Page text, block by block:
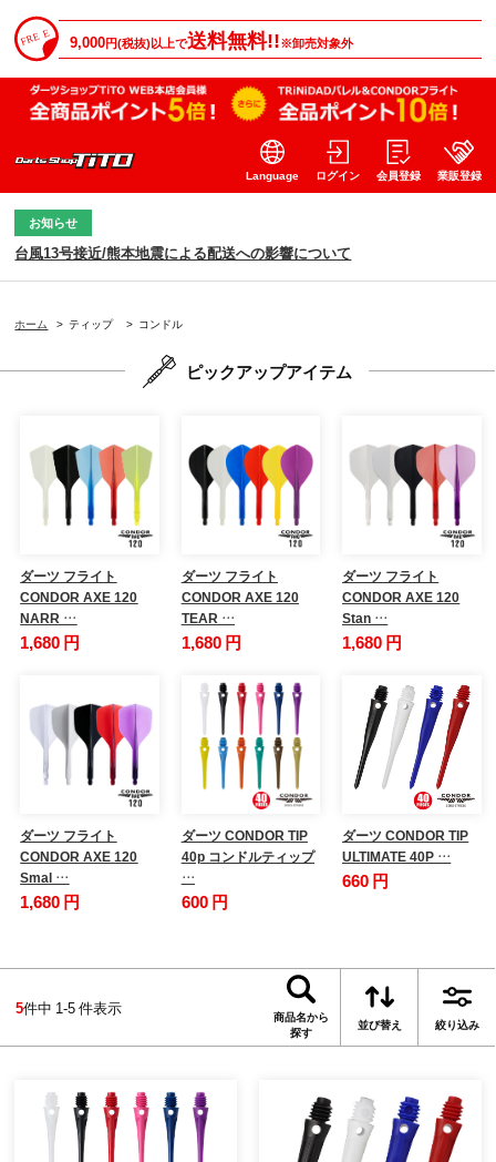
9,000円(税抜)以上で送料無料!!※卸売対象外
Language ログイン 会員登録 業販登録
お知らせ
台風13号接近/熊本地震による配送への影響について
ホーム > ティップ > コンドル
ピックアップアイテム
ダーツ フライト
CONDOR AXE 120
NARR …
1,680 円
ダーツ フライト
CONDOR AXE 120
TEAR …
1,680 円
ダーツ フライト
CONDOR AXE 120
Stan …
1,680 円
ダーツ フライト
CONDOR AXE 120
Smal …
1,680 円
ダーツ CONDOR TIP
40p コンドルティップ
…
600 円
ダーツ CONDOR TIP
ULTIMATE 40P …
660 円
5件中 1-5 件表示
商品名から
探す
並び替え 絞り込み